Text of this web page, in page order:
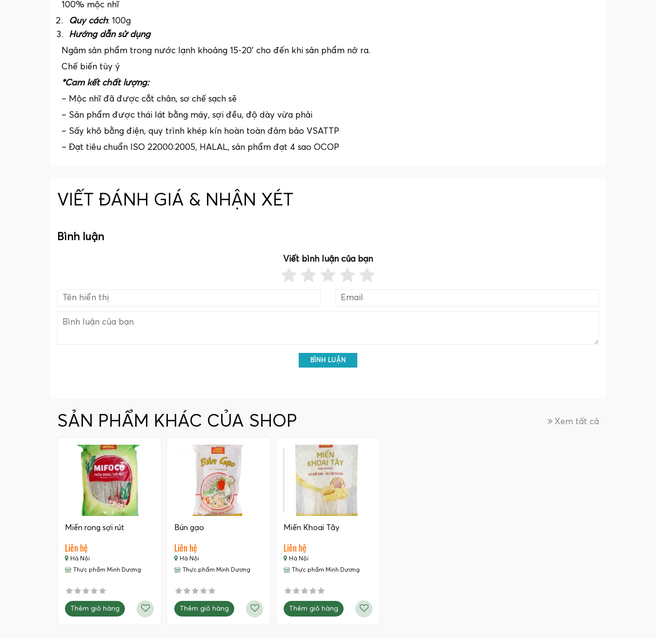
100% mộc nhĩ
Quy cách: 100g
Hướng dẫn sử dụng
Ngâm sản phẩm trong nước lạnh khoảng 15-20’ cho đến khi sản phẩm nở ra.
Chế biến tùy ý
*Cam kết chất lượng:
– Mộc nhĩ đã được cắt chân, sơ chế sạch sẽ
– Sản phẩm được thái lát bằng máy, sợi đều, độ dày vừa phải
– Sấy khô bằng điện, quy trình khép kín hoàn toàn đảm bảo VSATTP
– Đạt tiêu chuẩn ISO 22000:2005, HALAL, sản phẩm đạt 4 sao OCOP
VIẾT ĐÁNH GIÁ & NHẬN XÉT
Bình luận
Viết bình luận của bạn
BÌNH LUẬN
SẢN PHẨM KHÁC CỦA SHOP Xem tất cả
Miến rong sợi rút
Liên hệ
Hà Nội
Thực phẩm Minh Dương
Thêm giỏ hàng
Bún gạo
Liên hệ
Hà Nội
Thực phẩm Minh Dương
Thêm giỏ hàng
Miến Khoai Tây
Liên hệ
Hà Nội
Thực phẩm Minh Dương
Thêm giỏ hàng